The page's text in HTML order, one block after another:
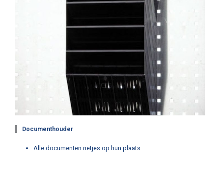
Documenthouder
Alle documenten netjes op hun plaats